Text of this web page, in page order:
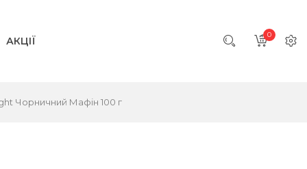
АКЦІЇ
0
Чорничний Мафін 100 г